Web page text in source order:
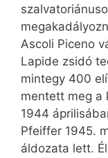
Ascoli Piceno
Lapide zsidó
mintegy 400
mentett meg a
1944
Pfeiffer 1945.
áldozata lett.